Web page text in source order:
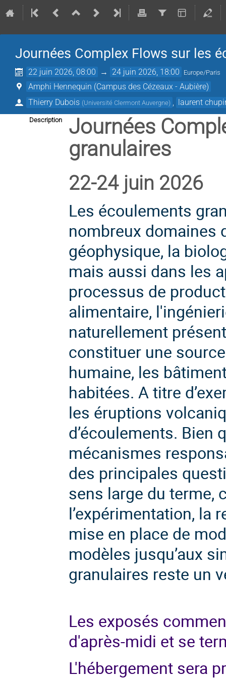
Journées Complex Flows sur les
22 juin 2026, 08:00 → 24 juin 2026, 18:00 Europe/Paris
Amphi Hennequin (Campus des Cézeaux - Aubière)
Thierry Dubois (Université Clermont Auvergne) laurent
Description
Journées
granulaires
22-24 juin 2026
Les écoulements
nombreux domaines
géophysique, la
mais aussi dans les
processus de
alimentaire,
naturellement
constituer une
humaine, les
habitées. A titre
les éruptions
d’écoulements. Bien
mécanismes
des principales
sens large du terme,
l’expérimentation, la
mise en place de
modèles jusqu’aux
granulaires reste un
Les exposés
d'après-midi et se
L'hébergement sera